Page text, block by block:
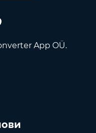
App OÜ.